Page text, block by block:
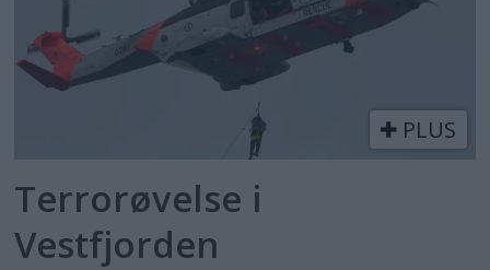
PLUS
Terrorøvelse i
Vestfjorden